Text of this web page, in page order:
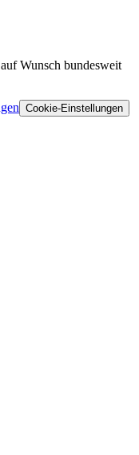
Wunsch bundesweit
Cookie-Einstellungen